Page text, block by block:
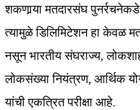
शकणार्‍या मतदारसंघ
त्यामुळे डिलिमिटेशन हा केवळ
नसून भारतीय संघराज्य,
लोकसंख्या नियंत्रण, आर्थिक
यांची एकत्रित परीक्षा आहे.